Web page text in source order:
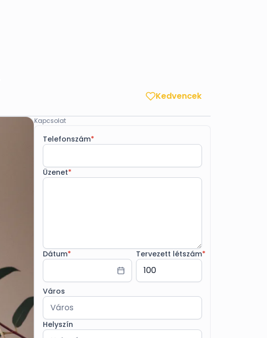
Kedvencek
Kapcsolat
Telefonszám*
Üzenet*
Dátum* Tervezett létszám*
Város
Helyszín